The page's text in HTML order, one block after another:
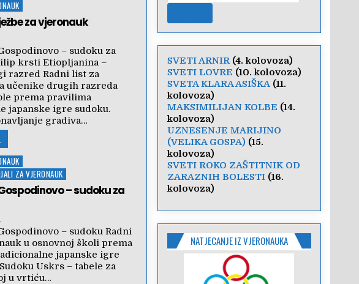
za vjeronauk
– sudoku za
krsti Etiopljanina –
razred Radni list za
učenike drugih razreda
prema pravilima
japanske igre sudoku.
gradiva…
ZA VJERONAUK
– sudoku za
– sudoku Radni
u osnovnoj školi prema
japanske igre
Sudoku Uskrs – tabele za
u vrtiću…
SVETI ARNIR(4. kolovoza)
SVETI LOVRE (10. kolovoza)
SVETA KLARA ASIŠKA(11.
kolovoza)
MAKSIMILIJAN KOLBE (14.
kolovoza)
UZNESENJE MARIJINO
(VELIKA GOSPA) (15.
kolovoza)
SVETI ROKO ZAŠTITNIK OD
ZARAZNIH BOLESTI(16.
kolovoza)
NATJECANJE IZ VJERONAUKA